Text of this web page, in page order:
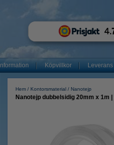
Information Köpvillkor Leverans
Hem Kontorsmaterial Nanotejp
Nanotejp dubbelsidig 20mm x 1m